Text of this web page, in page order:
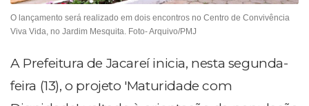
O lançamento será realizado em dois encontros no Centro de Convivência
Viva Vida, no Jardim Mesquita. Foto- Arquivo/PMJ
A Prefeitura de Jacareí inicia, nesta segunda-
feira (13), o projeto 'Maturidade com